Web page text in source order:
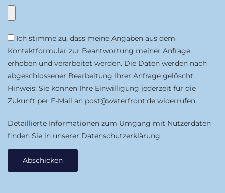
Ich stimme zu, dass meine Angaben aus dem
Kontaktformular zur Beantwortung meiner Anfrage
erhoben und verarbeitet werden. Die Daten werden nach
abgeschlossener Bearbeitung Ihrer Anfrage gelöscht.
Hinweis: Sie können Ihre Einwilligung jederzeit für die
Zukunft per E-Mail an post@waterfront.de widerrufen.
Detaillierte Informationen zum Umgang mit Nutzerdaten
finden Sie in unserer Datenschutzerklärung.
Abschicken